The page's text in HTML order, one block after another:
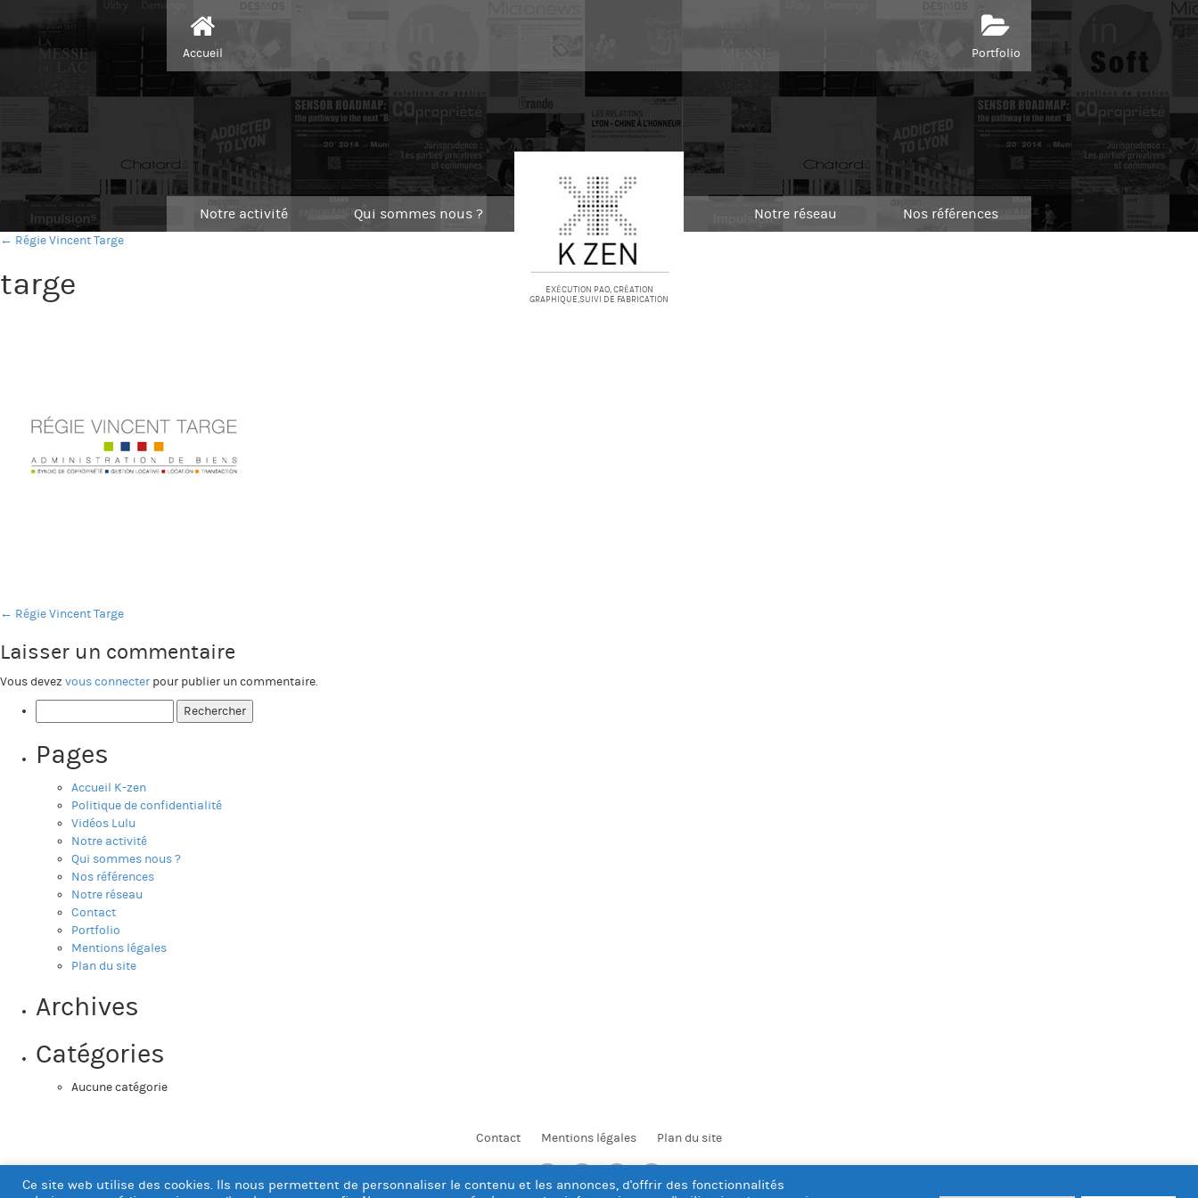
Accueil Portfolio
Notre activité Qui sommes nous ?
EXÉCUTION PAO, CRÉATION
GRAPHIQUE,SUIVI DE FABRICATION
Notre réseau Nos références
← Régie Vincent Targe
targe
← Régie Vincent Targe
Laisser un commentaire
Vous devez vous connecter pour publier un commentaire.
Pages
Accueil K-zen
Politique de confidentialité
Vidéos Lulu
Notre activité
Qui sommes nous ?
Nos références
Notre réseau
Contact
Portfolio
Mentions légales
Plan du site
Archives
Catégories
Aucune catégorie
Contact Mentions légales Plan du site
Ce site web utilise des cookies. Ils nous permettent de personnaliser le contenu et les annonces, d'offrir des fonctionnalités